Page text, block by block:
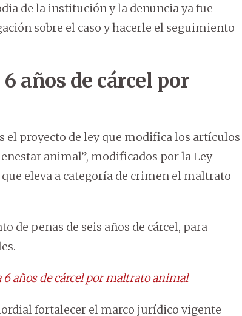
de la institución y la denuncia ya fue
sobre el caso y hacerle el seguimiento
años de cárcel por
el proyecto de ley que modifica los artículos
animal”, modificados por la Ley
eleva a categoría de crimen el maltrato
de penas de seis años de cárcel, para
años de cárcel por maltrato animal
fortalecer el marco jurídico vigente